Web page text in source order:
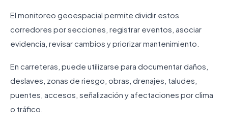
El monitoreo geoespacial permite dividir estos
corredores por secciones, registrar eventos, asociar
evidencia, revisar cambios y priorizar mantenimiento.
En carreteras, puede utilizarse para documentar daños,
deslaves, zonas de riesgo, obras, drenajes, taludes,
puentes, accesos, señalización y afectaciones por clima
o tráfico.